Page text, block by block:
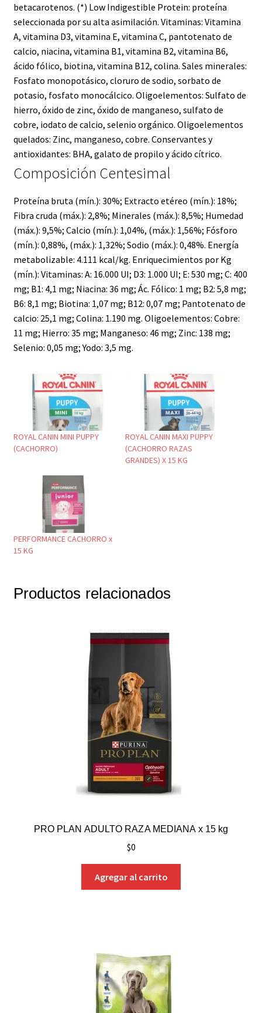
betacarotenos. (*) Low Indigestible Protein: proteína
seleccionada por su alta asimilación. Vitaminas: Vitamina
A, vitamina D3, vitamina E, vitamina C, pantotenato de
calcio, niacina, vitamina B1, vitamina B2, vitamina B6,
ácido fólico, biotina, vitamina B12, colina. Sales minerales:
Fosfato monopotásico, cloruro de sodio, sorbato de
potasio, fosfato monocálcico. Oligoelementos: Sulfato de
hierro, óxido de zinc, óxido de manganeso, sulfato de
cobre, iodato de calcio, selenio orgánico. Oligoelementos
quelados: Zinc, manganeso, cobre. Conservantes y
antioxidantes: BHA, galato de propilo y ácido cítrico.
Composición Centesimal
Proteína bruta (mín.): 30%; Extracto etéreo (mín.): 18%;
Fibra cruda (máx.): 2,8%; Minerales (máx.): 8,5%; Humedad
(máx.): 9,5%; Calcio (mín.): 1,04%, (máx.): 1,56%; Fósforo
(mín.): 0,88%, (máx.): 1,32%; Sodio (máx.): 0,48%. Energía
metabolizable: 4.111 kcal/kg. Enriquecimientos por Kg
(mín.): Vitaminas: A: 16.000 UI; D3: 1.000 UI; E: 530 mg; C: 400
mg; B1: 4,1 mg; Niacina: 36 mg; Ác. Fólico: 1 mg; B2: 5,8 mg;
B6: 8,1 mg; Biotina: 1,07 mg; B12: 0,07 mg; Pantotenato de
calcio: 25,1 mg; Colina: 1.190 mg. Oligoelementos: Cobre:
11 mg; Hierro: 35 mg; Manganeso: 46 mg; Zinc: 138 mg;
Selenio: 0,05 mg; Yodo: 3,5 mg.
ROYAL CANIN MINI PUPPY
(CACHORRO)
ROYAL CANIN MAXI PUPPY
(CACHORRO RAZAS
GRANDES) X 15 KG
PERFORMANCE CACHORRO x
15 KG
Productos relacionados
PRO PLAN ADULTO RAZA MEDIANA x 15 kg
$0
Agregar al carrito